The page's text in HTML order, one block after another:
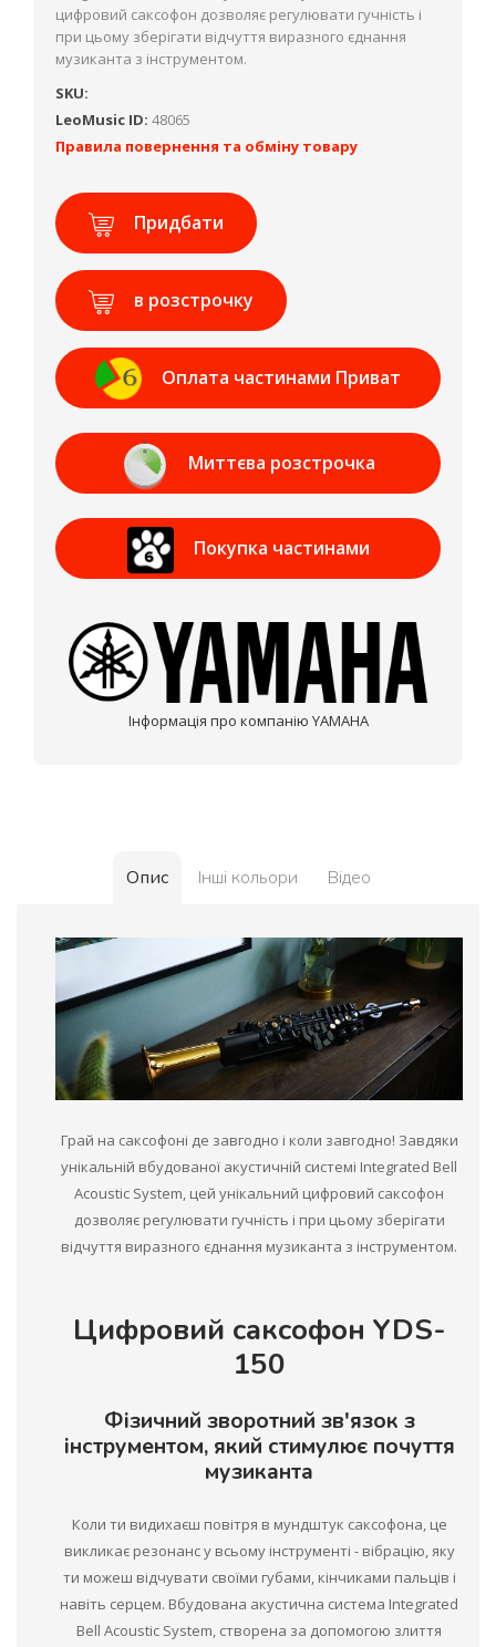
цифровий саксофон дозволяє регулювати гучність і
при цьому зберігати відчуття виразного єднання
музиканта з інструментом.
SKU:
LeoMusic ID: 48065
Правила повернення та обміну товару
Придбати
в розстрочку
Оплата частинами Приват
Банк
Миттєва розстрочка
Приват Банк
Покупка частинами
Інформація про компанію YAMAHA
Опис Інші кольори Відео
Грай на саксофоні де завгодно і коли завгодно! Завдяки
унікальній вбудованої акустичній системі Integrated Bell
Acoustic System, цей унікальний цифровий саксофон
дозволяє регулювати гучність і при цьому зберігати
відчуття виразного єднання музиканта з інструментом.
Цифровий саксофон YDS-
150
Фізичний зворотний зв'язок з
інструментом, який стимулює почуття
музиканта
Коли ти видихаєш повітря в мундштук саксофона, це
викликає резонанс у всьому інструменті - вібрацію, яку
ти можеш відчувати своїми губами, кінчиками пальців і
навіть серцем. Вбудована акустична система Integrated
Bell Acoustic System, створена за допомогою злиття